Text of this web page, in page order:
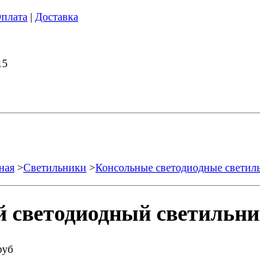
| Доставка
>Светильники >Консольные светодиодные
светодиодный